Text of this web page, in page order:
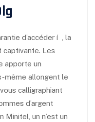
d’accéder í , la
captivante. Les
apporte un
même allongent le
calligraphiant
d’argent
Minitel, un n’est un